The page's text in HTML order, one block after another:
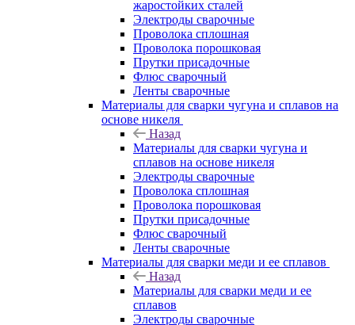
жаростойких сталей
Электроды сварочные
Проволока сплошная
Проволока порошковая
Прутки присадочные
Флюс сварочный
Ленты сварочные
Материалы для сварки чугуна и сплавов на
основе никеля
Назад
Материалы для сварки чугуна и
сплавов на основе никеля
Электроды сварочные
Проволока сплошная
Проволока порошковая
Прутки присадочные
Флюс сварочный
Ленты сварочные
Материалы для сварки меди и ее сплавов
Назад
Материалы для сварки меди и ее
сплавов
Электроды сварочные